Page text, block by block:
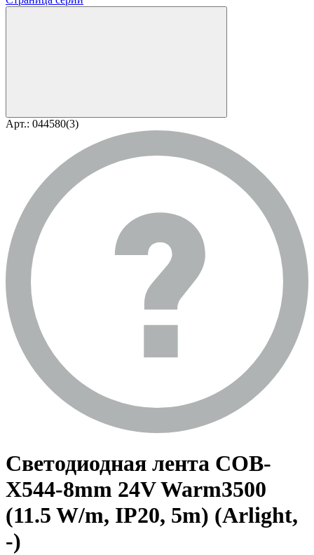
Арт.: 044580(3)
Светодиодная лента COB-
X544-8mm 24V Warm3500
(11.5 W/m, IP20, 5m) (Arlight,
-)